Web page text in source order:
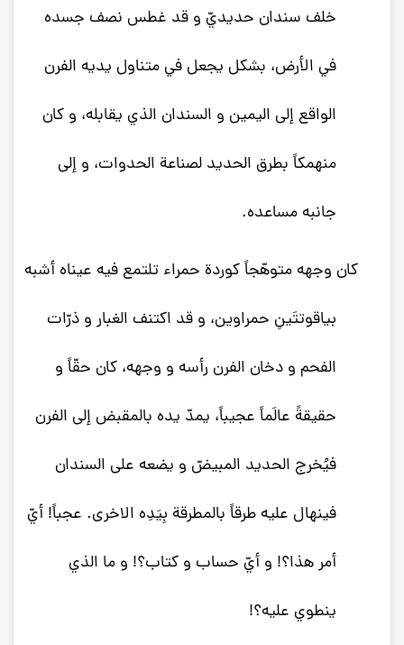
خلف سندان حديديّ و قد غطس نصف جسده
في الأرض، بشكل يجعل في متناول يديه الفرن
الواقع إلى اليمين و السندان الذي يقابله، و كان
منهمكاً بطرق الحديد لصناعة الحدوات، و إلى
جانبه مساعده.
كان وجهه متوهّجاً كوردة حمراء تلتمع فيه عيناه أشبه
بياقوتتَينِ حمراوين، و قد اكتنف الغبار و ذرّات
الفحم و دخان الفرن رأسه و وجهه، كان حقّاً و
حقيقةً عالَماً عجيباً، يمدّ يده بالمقبض إلى الفرن
فيُخرج الحديد المبيضّ و يضعه على السندان
فينهال عليه طرقاً بالمطرقة بِيَدِه الاخرى. عجباً! أيّ
أمر هذا؟! و أيّ حساب و كتاب؟! و ما الذي
ينطوي عليه؟!